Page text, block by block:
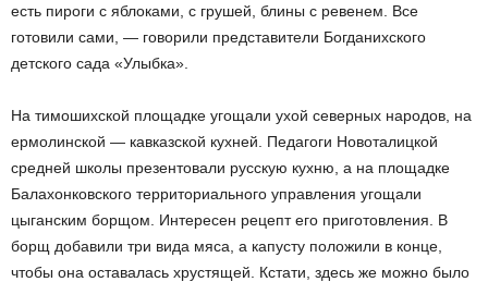
есть пироги с яблоками, с грушей, блины с ревенем. Все
готовили сами, — говорили представители Богданихского
детского сада «Улыбка».
На тимошихской площадке угощали ухой северных народов, на
ермолинской — кавказской кухней. Педагоги Новоталицкой
средней школы презентовали русскую кухню, а на площадке
Балахонковского территориального управления угощали
цыганским борщом. Интересен рецепт его приготовления. В
борщ добавили три вида мяса, а капусту положили в конце,
чтобы она оставалась хрустящей. Кстати, здесь же можно было